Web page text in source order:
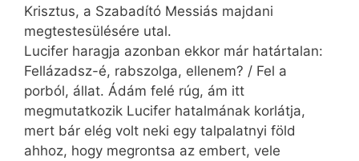
Krisztus, a Szabadító Messiás majdani
megtestesülésére utal.
Lucifer haragja azonban ekkor már határtalan:
Fellázadsz-é, rabszolga, ellenem? / Fel a
porból, állat. Ádám felé rúg, ám itt
megmutatkozik Lucifer hatalmának korlátja,
mert bár elég volt neki egy talpalatnyi föld
ahhoz, hogy megrontsa az embert, vele